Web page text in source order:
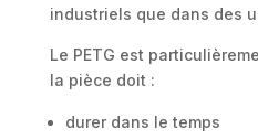
industriels que dans des
Le PETG est
la pièce doit :
durer dans le temps